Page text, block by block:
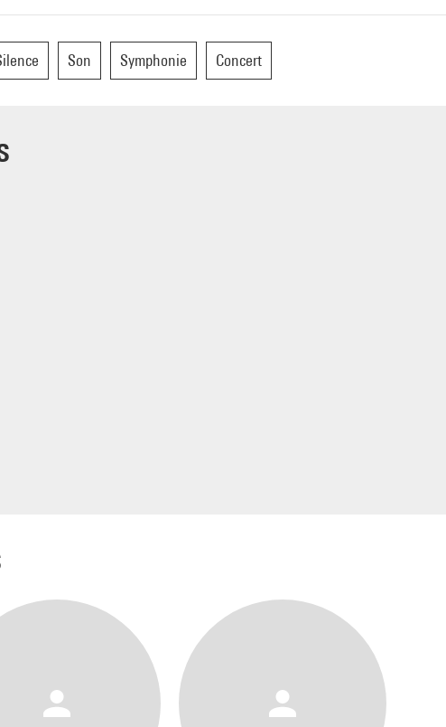
orchestre - 20 chanteurs, 10 violons, 10 violoncelles, 3 contrebasses, 3
3 hautbois, 3 cors »
Son Symphonie Concert